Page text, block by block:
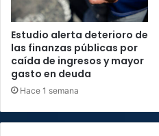
Estudio alerta deterioro de
las finanzas públicas por
caída de ingresos y mayor
gasto en deuda
Hace 1 semana